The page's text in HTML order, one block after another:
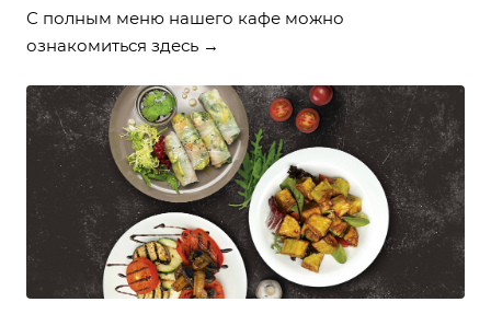
С полным меню нашего кафе можно
ознакомиться здесь →